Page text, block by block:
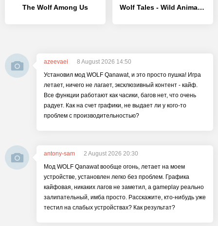
The Wolf Among Us Wolf Tales - Wild Animal Sim
azeevaei
8 August 2026 14:50
Установил мод WOLF Qanawat, и это просто пушка! Игра
летает, ничего не лагает, эксклюзивный контент - кайф.
Все функции работают как часики, багов нет, что очень
радует. Как на счет графики, не выдает ли у кого-то
проблем с производительностью?
antony-sam
2 August 2026 20:30
Мод WOLF Qanawat вообще огонь, летает на моем
устройстве, установлен легко без проблем. Графика
кайфовая, никаких лагов не заметил, а gameplay реально
залипательный, имба просто. Расскажите, кто-нибудь уже
тестил на слабых устройствах? Как результат?